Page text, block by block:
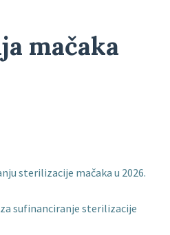
mačaka
sterilizacije mačaka u 2026.
sufinanciranje sterilizacije